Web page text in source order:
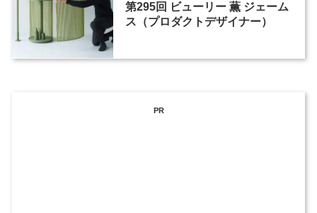
第295回 ビューリー 薫 ジェーム
ス（プロダクトデザイナー）
PR